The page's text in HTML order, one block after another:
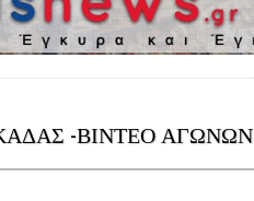
-ΒΙΝΤΕΟ ΑΓΩΝΩΝ